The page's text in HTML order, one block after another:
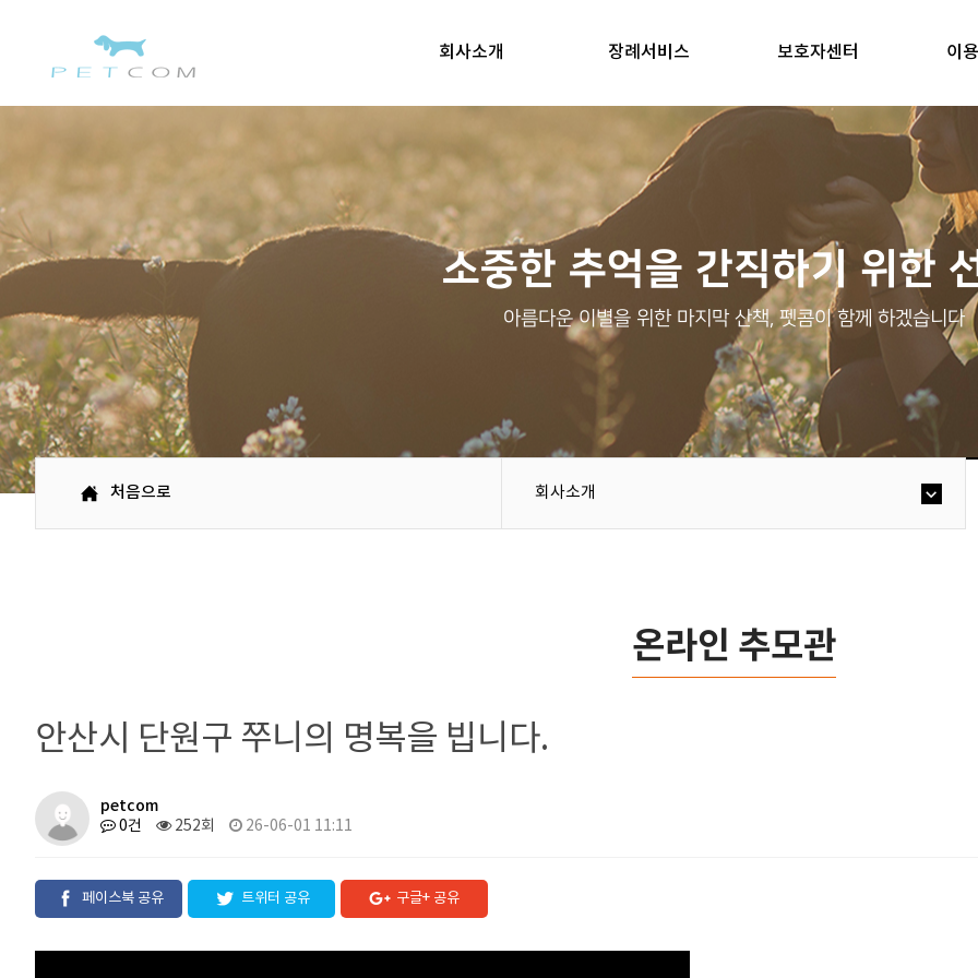
회사소개 장례서비스 보호자센터 이
소중한 추억을 간직하기 위한
아름다운 이별을 위한 마지막 산책, 펫콤이 함께 하겠습니다
처음으로 회사소개
온라인 추모관
안산시 단원구 쭈니의 명복을 빕니다.
petcom
0건 252회 26-06-01 11:11
페이스북 공유 트위터 공유 구글+ 공유